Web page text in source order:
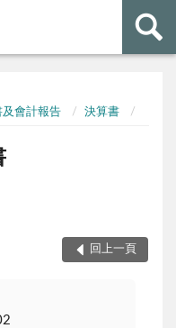
會計報告 決算書
回上一頁